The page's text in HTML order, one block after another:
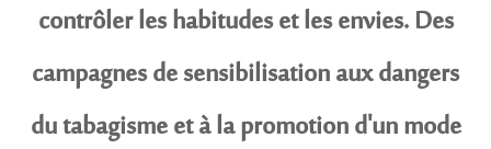
contrôler les habitudes et les envies. Des
campagnes de sensibilisation aux dangers
du tabagisme et à la promotion d'un mode